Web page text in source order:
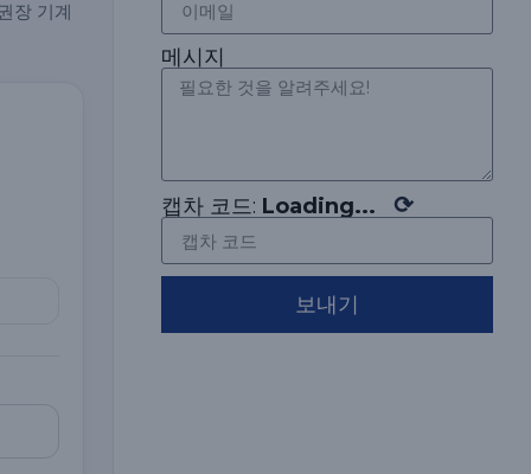
장 기계
메시지
캡차 코드: Loading... ⟳
보내기